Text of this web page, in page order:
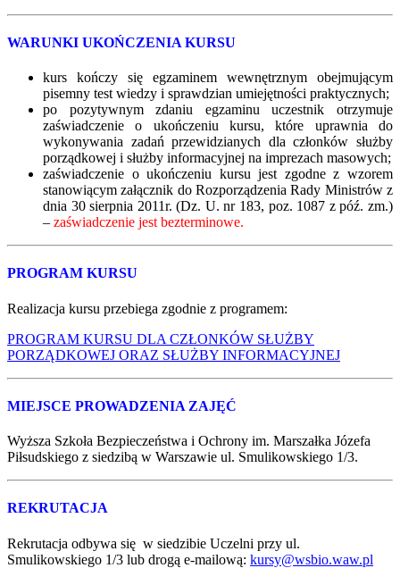
WARUNKI UKOŃCZENIA KURSU
kurs kończy się egzaminem wewnętrznym obejmującym
pisemny test wiedzy i sprawdzian umiejętności praktycznych;
po pozytywnym zdaniu egzaminu uczestnik otrzymuje
zaświadczenie o ukończeniu kursu, które uprawnia do
wykonywania zadań przewidzianych dla członków służby
porządkowej i służby informacyjnej na imprezach masowych;
zaświadczenie o ukończeniu kursu jest zgodne z wzorem
stanowiącym załącznik do Rozporządzenia Rady Ministrów z
dnia 30 sierpnia 2011r. (Dz. U. nr 183, poz. 1087 z póź. zm.)
– zaświadczenie jest bezterminowe.
PROGRAM KURSU
Realizacja kursu przebiega zgodnie z programem:
PROGRAM KURSU DLA CZŁONKÓW SŁUŻBY
PORZĄDKOWEJ ORAZ SŁUŻBY INFORMACYJNEJ
MIEJSCE PROWADZENIA ZAJĘĆ
Wyższa Szkoła Bezpieczeństwa i Ochrony im. Marszałka Józefa
Piłsudskiego z siedzibą w Warszawie ul. Smulikowskiego 1/3.
REKRUTACJA
Rekrutacja odbywa się w siedzibie Uczelni przy ul.
Smulikowskiego 1/3 lub drogą e-mailową: kursy@wsbio.waw.pl